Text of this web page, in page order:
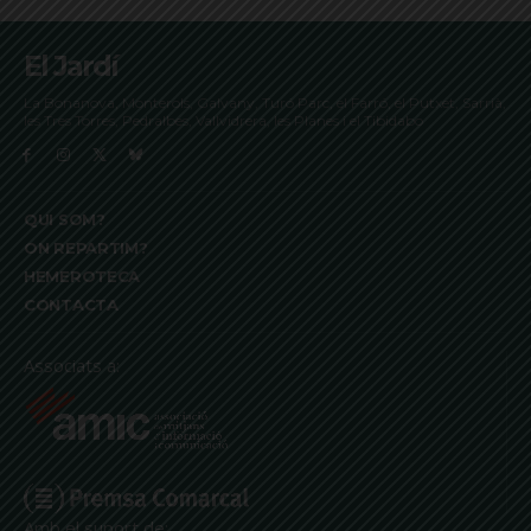
El Jardí
La Bonanova, Monterols, Galvany, Turó Parc, el Farró, el Putxet, Sarrià,
les Tres Torres, Pedralbes, Vallvidrera, les Planes i el Tibidabo
QUI SOM?
ON REPARTIM?
HEMEROTECA
CONTACTA
Associats a: